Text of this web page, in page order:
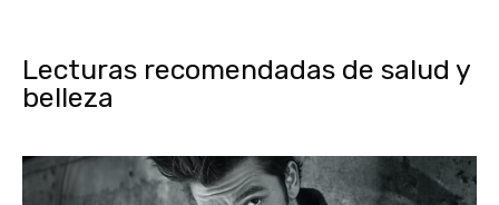
Lecturas recomendadas de salud y
belleza